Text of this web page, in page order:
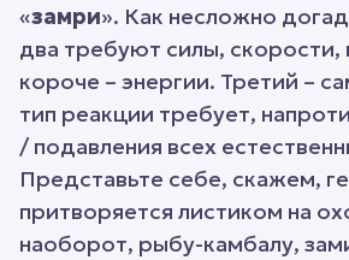
«замри». Как несложно
два требуют силы, скорости,
короче – энергии. Третий –
тип реакции требует,
/ подавления всех
Представьте себе, скажем,
притворяется листиком на
наоборот, рыбу-камбалу,